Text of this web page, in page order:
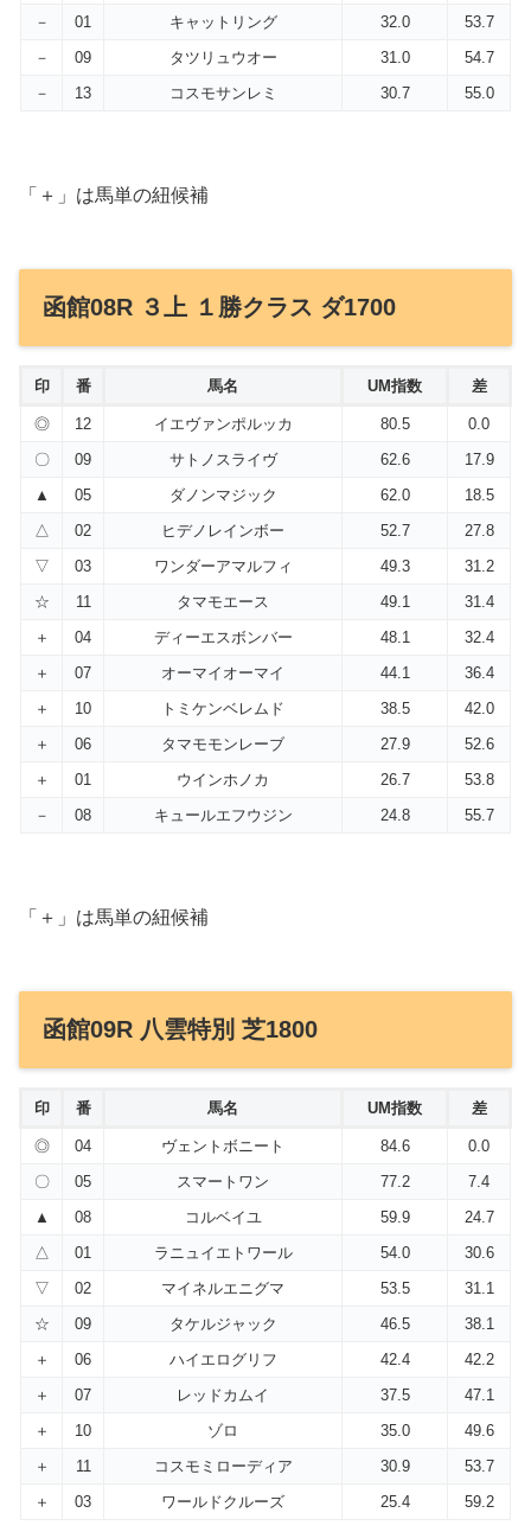
－
01 キャットリング 32.0
53.7
－
09 タツリュウオー 31.0
54.7
－
13 コスモサンレミ 30.7 55.0
「＋」は馬単の紐候補
函館08R ３上 １勝クラス ダ1700
印 番 馬名 UM指数 差
◎ 12 イエヴァンポルッカ 80.5
0.0
〇
09 サトノスライヴ 62.6
17.9
▲
05 ダノンマジック 62.0
18.5
△
02 ヒデノレインボー 52.7
27.8
▽
03 ワンダーアマルフィ 49.3
31.2
☆
11 タマモエース 49.1
31.4
＋
04 ディーエスボンバー 48.1
32.4
＋
07 オーマイオーマイ 44.1
36.4
＋
10 トミケンベレムド 38.5
42.0
＋
06 タマモモンレーブ 27.9
52.6
＋
01 ウインホノカ 26.7
53.8
－
08 キュールエフウジン 24.8 55.7
「＋」は馬単の紐候補
函館09R 八雲特別 芝1800
印 番 馬名 UM指数 差
◎ 04 ヴェントボニート 84.6
0.0
〇
05 スマートワン 77.2
7.4
▲
08 コルベイユ 59.9
24.7
△
01 ラニュイエトワール 54.0
30.6
▽
02 マイネルエニグマ 53.5
31.1
☆
09 タケルジャック 46.5
38.1
＋
06 ハイエログリフ 42.4
42.2
＋
07 レッドカムイ 37.5
47.1
＋
10 ゾロ 35.0
49.6
＋
11 コスモミローディア 30.9
53.7
＋
03 ワールドクルーズ 25.4 59.2